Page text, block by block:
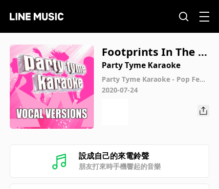
Footprints In The S
and (Made Popular
By Leona Lewis) [Vo
cal Version]
Party Tyme Karaoke
Party Tyme Karaoke - Pop Fem
ale Hits 3 (Vocal Versions)
2020-07-24
設成自己的來電鈴聲
朋友打來時手機響起的音樂